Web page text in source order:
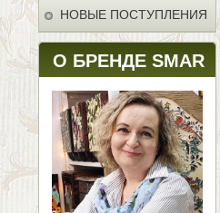
НОВЫЕ ПОСТУПЛЕНИЯ
О БРЕНДЕ SMAR